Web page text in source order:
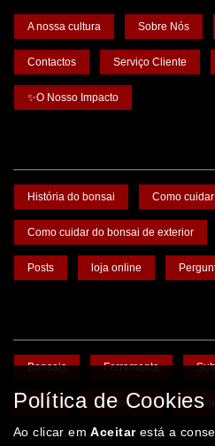
A nossa cultura Sobre Nós
Contactos Serviço Cliente
✨O Nosso Impacto
História do bonsai Como
Como cuidar do bonsai de exterior
Posts loja online
Bonsais Ferramenta
Vasos Promoções
Política de Cookies
Ao clicar emAceitarestá a